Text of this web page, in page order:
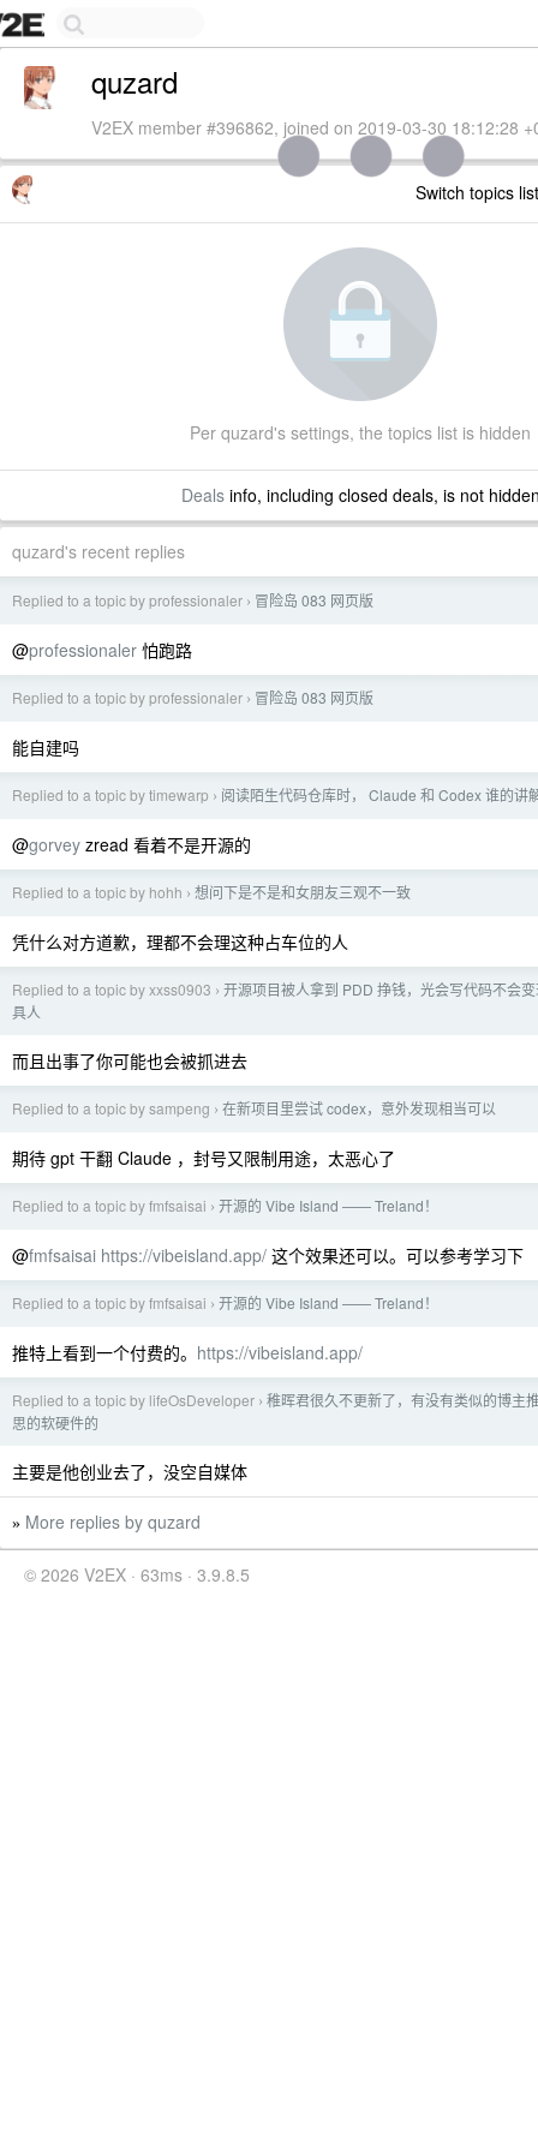
quzard
V2EX member #396862, joined on 2019-03-30 18:12:28
Switch topics
Per quzard's settings, the topics list is hidden
Dealsinfo, including closed deals, is not
quzard's recent replies
Replied to a topic by professionaler › 冒险岛 083 网页版
@professionaler 怕跑路
Replied to a topic by professionaler › 冒险岛 083 网页版
能自建吗
Replied to a topic by timewarp › 阅读陌生代码仓库时， Claude 和 Codex 谁的讲
@gorvey zread 看着不是开源的
Replied to a topic by hohh › 想问下是不是和女朋友三观不一致
凭什么对方道歉，理都不会理这种占车位的人
Replied to a topic by xxss0903 › 开源项目被人拿到 PDD 挣钱，光会写代码不会
具人
而且出事了你可能也会被抓进去
Replied to a topic by sampeng › 在新项目里尝试 codex，意外发现相当可以
期待 gpt 干翻 Claude ，封号又限制用途，太恶心了
Replied to a topic by fmfsaisai › 开源的 Vibe Island —— Treland！
@fmfsaisai https://vibeisland.app/ 这个效果还可以。可以参考学习下
Replied to a topic by fmfsaisai › 开源的 Vibe Island —— Treland！
推特上看到一个付费的。 https://vibeisland.app/
Replied to a topic by lifeOsDeveloper › 稚晖君很久不更新了，有没有类似的博主
思的软硬件的
主要是他创业去了，没空自媒体
» More replies by quzard
© 2026 V2EX · 63ms · 3.9.8.5